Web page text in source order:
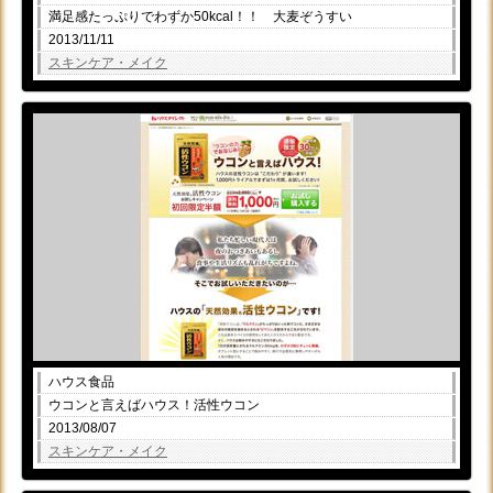
満足感たっぷりでわずか50kcal！！ 大麦ぞうすい
2013/11/11
スキンケア・メイク
ハウス食品
ウコンと言えばハウス！活性ウコン
2013/08/07
スキンケア・メイク